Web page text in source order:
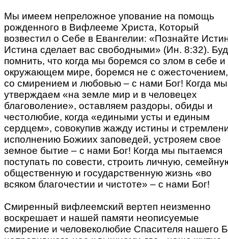
Мы имеем непреложное упование на помощь
рожденного в Вифлееме Христа, Который
возвестил о Себе в Евангелии: «Познайте
Истина сделает вас свободными» (Ин. 8:32).
помнить, что когда мы боремся со злом в себе и
окружающем мире, боремся не с
со смирением и любовью – с нами Бог! Когда мы
утверждаем «на земле мир и в человецех
благоволение», оставляем раздоры, обиды и
честолюбие, когда «едиными усты и единым
сердцем», совокупив жажду истины и
исполнению Божиих заповедей, устрояем свое
земное бытие – с нами Бог! Когда мы пытаемся
поступать по совести, строить личную,
общественную и государственную жизнь «во
всяком благочестии и чистоте» – с нами Бог!
Смиренный вифлеемский вертеп неизменно
воскрешает и нашей памяти неописуемые
смирение и человеколюбие Спасителя нашего